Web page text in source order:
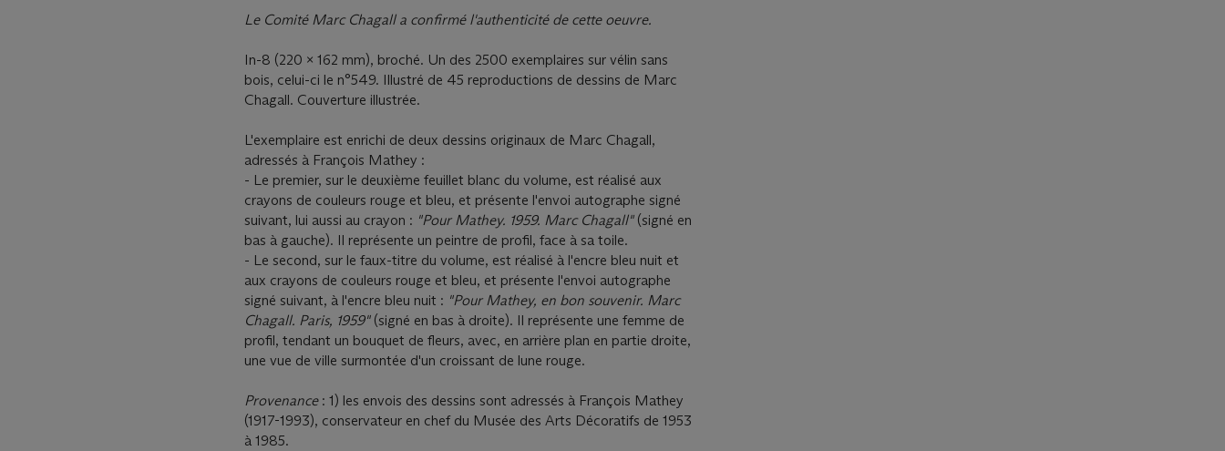
Le Comité Marc Chagall a confirmé l'authenticité de cette oeuvre.
In-8 (220 x 162 mm), broché. Un des 2500 exemplaires sur vélin sans
bois, celui-ci le n°549. Illustré de 45 reproductions de dessins de Marc
Chagall. Couverture illustrée.
L'exemplaire est enrichi de deux dessins originaux de Marc Chagall,
adressés à François Mathey :
- Le premier, sur le deuxième feuillet blanc du volume, est réalisé aux
crayons de couleurs rouge et bleu, et présente l'envoi autographe signé
suivant, lui aussi au crayon : "Pour Mathey. 1959. Marc Chagall" (signé en
bas à gauche). Il représente un peintre de profil, face à sa toile.
- Le second, sur le faux-titre du volume, est réalisé à l'encre bleu nuit et
aux crayons de couleurs rouge et bleu, et présente l'envoi autographe
signé suivant, à l'encre bleu nuit : "Pour Mathey, en bon souvenir. Marc
Chagall. Paris, 1959" (signé en bas à droite). Il représente une femme de
profil, tendant un bouquet de fleurs, avec, en arrière plan en partie droite,
une vue de ville surmontée d'un croissant de lune rouge.
Provenance : 1) les envois des dessins sont adressés à François Mathey
(1917-1993), conservateur en chef du Musée des Arts Décoratifs de 1953
à 1985.